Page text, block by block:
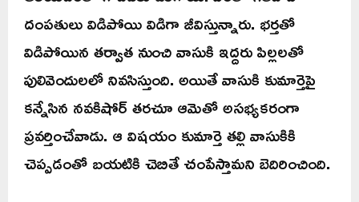
దంపతులు విడిపోయి విడిగా జీవిస్తున్నారు. భర్తతో
విడిపోయిన తర్వాత నుంచి వాసుకి ఇద్దరు పిల్లలతో
పులివెందులలో నివసిస్తుంది. అయితే వాసుకి కుమార్తెపై
కన్నేసిన నవకిషోర్‌ తరచూ ఆమెతో అసభ్యకరంగా
ప్రవర్తించేవాడు. ఆ విషయం కుమార్తె తల్లి వాసుకికి
చెప్పడంతో బయటికి చెబితే చంపేస్తామని బెదిరించింది.